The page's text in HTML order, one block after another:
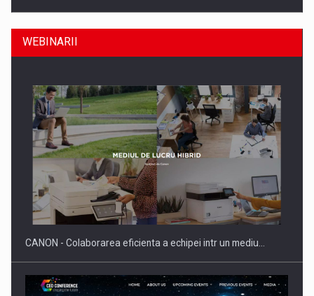
Producatorii si comerciantii care nu se supun noilor
reglementari…
WEBINARII
CANON - Colaborarea eficienta a echipei intr un mediu…